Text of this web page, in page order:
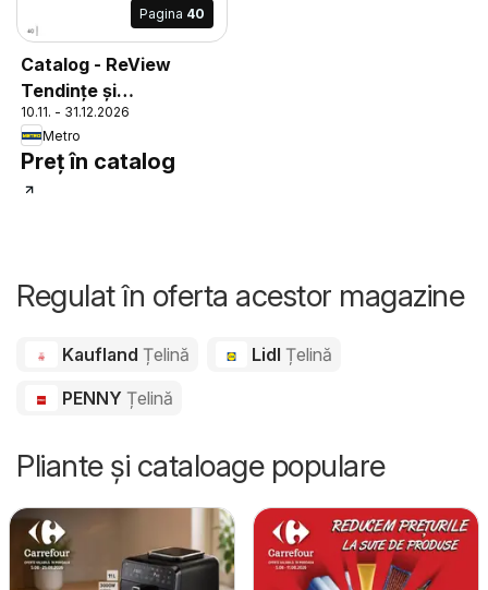
Pagina 40
Catalog - ReView
Tendințe și
Recomandări
10.11. - 31.12.2026
Metro
Preț în catalog
Regulat în oferta acestor magazine
Kaufland Țelină Lidl Țelină
PENNY Țelină
Pliante și cataloage populare